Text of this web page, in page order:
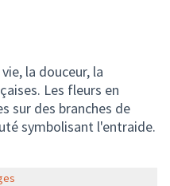
la douceur, la
Les fleurs en
sur des branches de
symbolisant l'entraide.